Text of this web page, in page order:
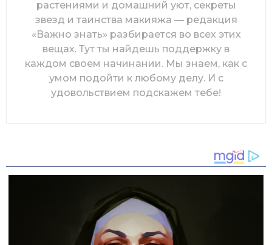
растениями и домашний уют, секреты
звезд и таинства макияжа — редакция
«Важно знать» разбирается во всех этих
вещах. Тут ты найдешь поддержку в
каждом своем начинании. Мы знаем, как с
умом подойти к любому делу. И с
удовольствием подскажем тебе!